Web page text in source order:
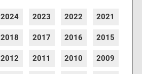
2024 2023 2022 2021
2018 2017 2016 2015
2012 2011 2010 2009